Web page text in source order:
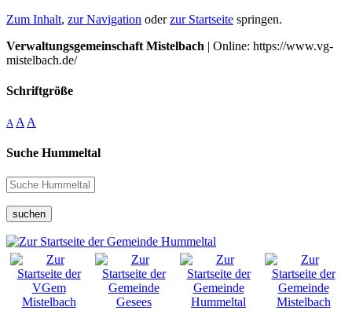
Zum Inhalt, zur Navigation oderzur Startseite springen.
Verwaltungsgemeinschaft Mistelbach | Online: https://www.vg-
mistelbach.de/
Schriftgröße
A A A
Suche Hummeltal
suchen